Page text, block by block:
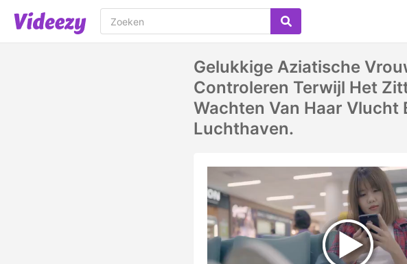
Gelukkige Aziatische
Controleren Terwijl Het
Wachten Van Haar
Luchthaven.